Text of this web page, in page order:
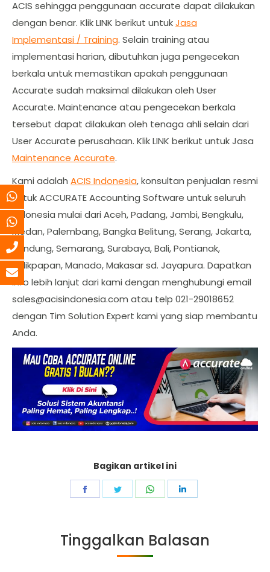
ACIS sehingga penggunaan accurate dapat dilakukan
dengan benar. Klik LINK berikut untukJasa
Implementasi / Training. Selain training atau
implementasi harian, dibutuhkan juga pengecekan
berkala untuk memastikan apakah penggunaan
Accurate sudah maksimal dilakukan oleh User
Accurate. Maintenance atau pengecekan berkala
tersebut dapat dilakukan oleh tenaga ahli selain dari
User Accurate perusahaan. Klik LINK berikut untuk Jasa
Maintenance Accurate.
Kami adalah ACIS Indonesia, konsultan penjualan resmi
untuk ACCURATE Accounting Software untuk seluruh
Indonesia mulai dari Aceh, Padang, Jambi, Bengkulu,
Medan, Palembang, Bangka Belitung, Serang, Jakarta,
Bandung, Semarang, Surabaya, Bali, Pontianak,
Balikpapan, Manado, Makasar sd. Jayapura. Dapatkan
info lebih lanjut dari kami dengan menghubungi email
sales@acisindonesia.com atau telp 021-29018652
dengan Tim Solution Expert kami yang siap membantu
Anda.
Bagikan artikel ini
Share
Share
Share
Tinggalkan Balasan